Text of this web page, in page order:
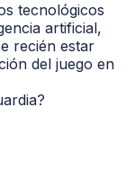
tecnológicos
artificial,
recién estar
del juego en